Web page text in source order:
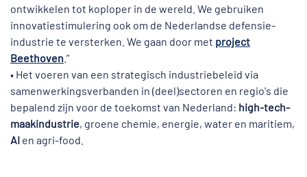
ontwikkelen tot koploper in de wereld. We gebruiken
innovatiestimulering ook om de Nederlandse defensie-
industrie te versterken. We gaan door met project
Beethoven .”
• Het voeren van een strategisch industriebeleid via
samenwerkingsverbanden in (deel)sectoren en regio's die
bepalend zijn voor de toekomst van Nederland: high-tech-
maakindustrie, groene chemie, energie, water en maritiem,
AI en agri-food.